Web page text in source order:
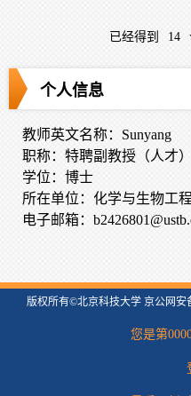
已经得到 14
个人信息
教师英文名称：Sunyang
职称：特聘副教授（人才）
学位：博士
所在单位：化学与生物工
电子邮箱：
版权所有©北京科技大学 京公网安
您是第